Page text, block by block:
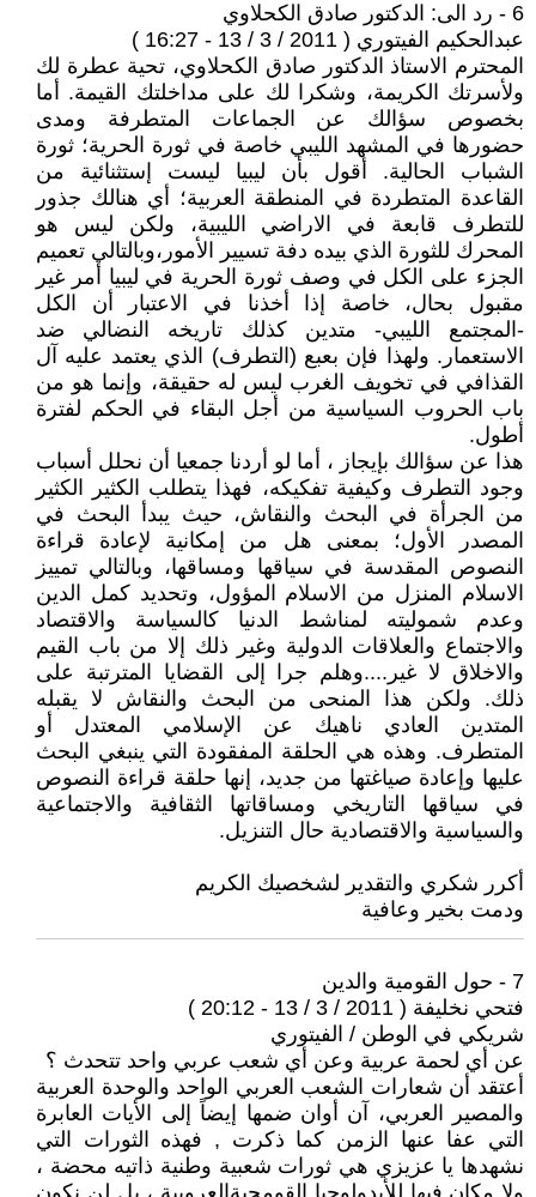
6 - رد الى: الدكتور صادق الكحلاوي
عبدالحكيم الفيتوري ( 2011 / 3 / 13 - 16:27 )
المحترم الاستاذ الدكتور صادق الكحلاوي، تحية عطرة لك
ولأسرتك الكريمة، وشكرا لك على مداخلتك القيمة. أما
بخصوص سؤالك عن الجماعات المتطرفة ومدى
حضورها في المشهد الليبي خاصة في ثورة الحرية؛ ثورة
الشباب الحالية. أقول بأن ليبيا ليست إستثنائية من
القاعدة المتطردة في المنطقة العربية؛ أي هنالك جذور
للتطرف قابعة في الاراضي الليبية، ولكن ليس هو
المحرك للثورة الذي بيده دفة تسيير الأمور،وبالتالي تعميم
الجزء على الكل في وصف ثورة الحرية في ليبيا أمر غير
مقبول بحال، خاصة إذا أخذنا في الاعتبار أن الكل
-المجتمع الليبي- متدين كذلك تاريخه النضالي ضد
الاستعمار. ولهذا فإن بعبع (التطرف) الذي يعتمد عليه آل
القذافي في تخويف الغرب ليس له حقيقة، وإنما هو من
باب الحروب السياسية من أجل البقاء في الحكم لفترة
أطول.
هذا عن سؤالك بإيجاز ، أما لو أردنا جمعيا أن نحلل أسباب
وجود التطرف وكيفية تفكيكه، فهذا يتطلب الكثير الكثير
من الجرأة في البحث والنقاش، حيث يبدأ البحث في
المصدر الأول؛ بمعنى هل من إمكانية لإعادة قراءة
النصوص المقدسة في سياقها ومساقها، وبالتالي تمييز
الاسلام المنزل من الاسلام المؤول، وتحديد كمل الدين
وعدم شموليته لمناشط الدنيا كالسياسة والاقتصاد
والاجتماع والعلاقات الدولية وغير ذلك إلا من باب القيم
والاخلاق لا غير....وهلم جرا إلى القضايا المترتبة على
ذلك. ولكن هذا المنحى من البحث والنقاش لا يقبله
المتدين العادي ناهيك عن الإسلامي المعتدل أو
المتطرف. وهذه هي الحلقة المفقودة التي ينبغي البحث
عليها وإعادة صياغتها من جديد، إنها حلقة قراءة النصوص
في سياقها التاريخي ومساقاتها الثقافية والاجتماعية
والسياسية والاقتصادية حال التنزيل.
أكرر شكري والتقدير لشخصيك الكريم
ودمت بخير وعافية
7 - حول القومية والدين
فتحي نخليفة ( 2011 / 3 / 13 - 20:12 )
شريكي في الوطن / الفيتوري
عن أي لحمة عربية وعن أي شعب عربي واحد تتحدث ؟
أعتقد أن شعارات الشعب العربي الواحد والوحدة العربية
والمصير العربي، آن أوان ضمها إيضاً إلى الأيات العابرة
التي عفا عنها الزمن كما ذكرت , فهذه الثورات التي
نشهدها يا عزيزي هي ثورات شعبية وطنية ذاتيه محضة ،